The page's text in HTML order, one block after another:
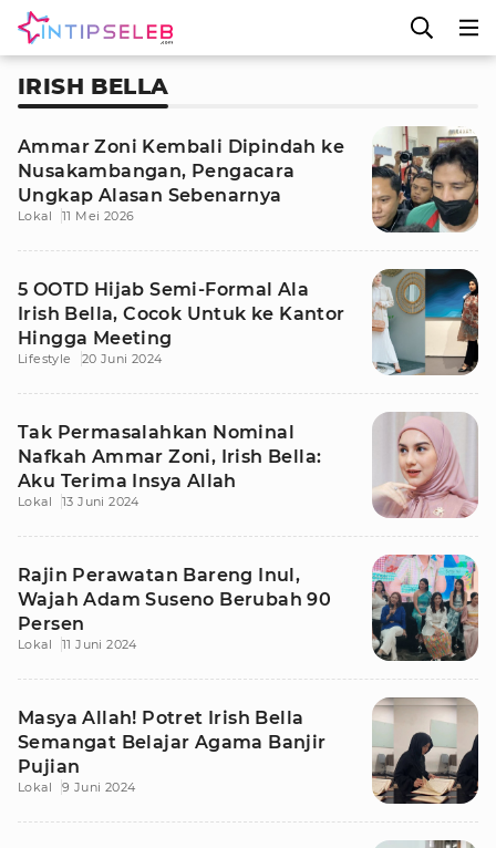
IRISH BELLA
Ammar Zoni Kembali Dipindah ke
Nusakambangan, Pengacara
Ungkap Alasan Sebenarnya
Lokal 11 Mei 2026
5 OOTD Hijab Semi-Formal Ala
Irish Bella, Cocok Untuk ke Kantor
Hingga Meeting
Lifestyle 20 Juni 2024
Tak Permasalahkan Nominal
Nafkah Ammar Zoni, Irish Bella:
Aku Terima Insya Allah
Lokal 13 Juni 2024
Rajin Perawatan Bareng Inul,
Wajah Adam Suseno Berubah 90
Persen
Lokal 11 Juni 2024
Masya Allah! Potret Irish Bella
Semangat Belajar Agama Banjir
Pujian
Lokal 9 Juni 2024